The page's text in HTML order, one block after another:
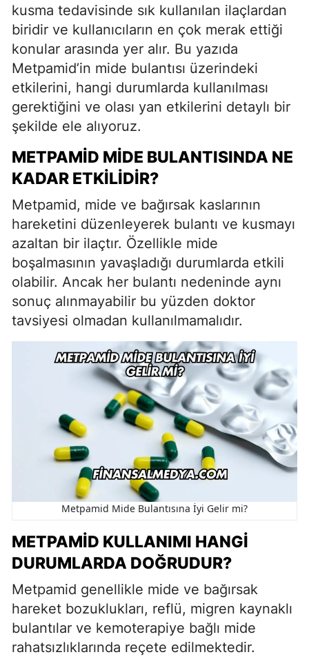
kusma tedavisinde sık kullanılan ilaçlardan
biridir ve kullanıcıların en çok merak ettiği
konular arasında yer alır. Bu yazıda
Metpamid’in mide bulantısı üzerindeki
etkilerini, hangi durumlarda kullanılması
gerektiğini ve olası yan etkilerini detaylı bir
şekilde ele alıyoruz.
METPAMID MIDE BULANTISINDA NE
KADAR ETKILIDIR?
Metpamid, mide ve bağırsak kaslarının
hareketini düzenleyerek bulantı ve kusmayı
azaltan bir ilaçtır. Özellikle mide
boşalmasının yavaşladığı durumlarda etkili
olabilir. Ancak her bulantı nedeninde aynı
sonuç alınmayabilir bu yüzden doktor
tavsiyesi olmadan kullanılmamalıdır.
Metpamid Mide Bulantısına İyi Gelir mi?
METPAMID KULLANIMI HANGI
DURUMLARDA DOĞRUDUR?
Metpamid genellikle mide ve bağırsak
hareket bozuklukları, reflü, migren kaynaklı
bulantılar ve kemoterapiye bağlı mide
rahatsızlıklarında reçete edilmektedir.